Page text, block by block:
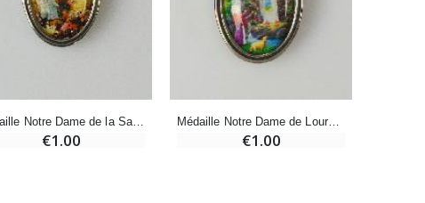
Médaille Notre Dame de la Salette Argentée - 15mm
€1.00
Médaille Notre Dame de Lourdes Argentée - 15mm
€1.00